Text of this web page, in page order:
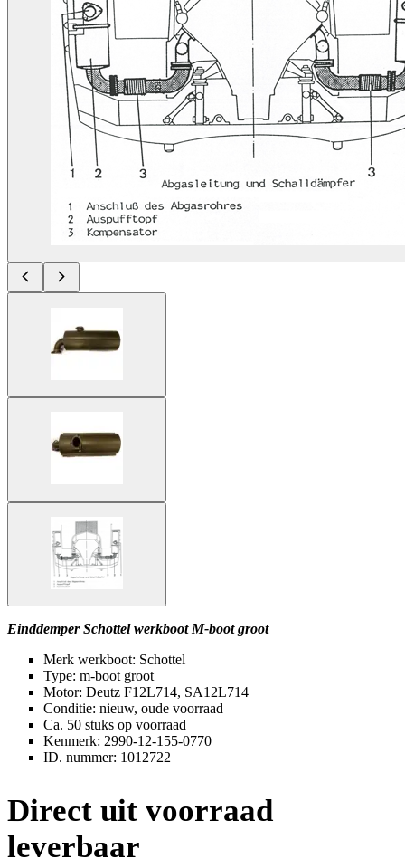
Einddemper Schottel werkboot M-boot groot
Merk werkboot: Schottel
Type: m-boot groot
Motor: Deutz F12L714, SA12L714
Conditie: nieuw, oude voorraad
Ca. 50 stuks op voorraad
Kenmerk: 2990-12-155-0770
ID. nummer: 1012722
Direct uit voorraad
leverbaar